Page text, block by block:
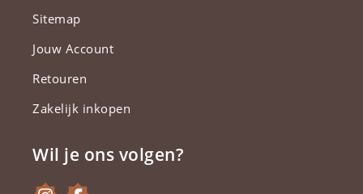
Sitemap
Jouw Account
Retouren
Zakelijk inkopen
Wil je ons volgen?